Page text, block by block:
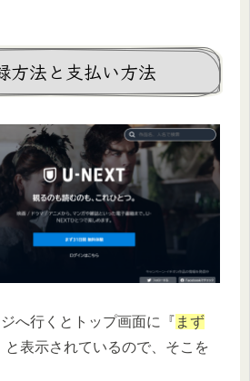
方法と支払い方法
へ行くとトップ画面に『 まず
と表示されているので、そこを